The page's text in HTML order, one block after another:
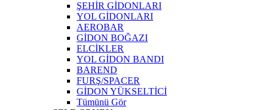
ŞEHİR GİDONLARI
YOL GİDONLARI
AEROBAR
GİDON BOĞAZI
ELCİKLER
YOL GİDON BANDI
BAREND
FURŞ/SPACER
GİDON YÜKSELTİCİ
Tümünü Gör